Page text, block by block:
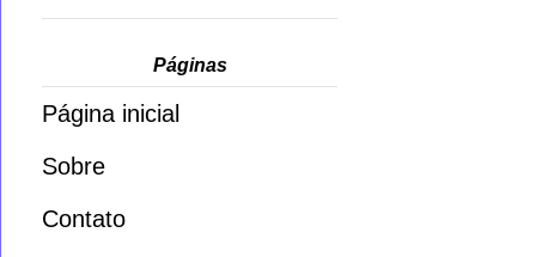
Páginas
Página inicial
Sobre
Contato